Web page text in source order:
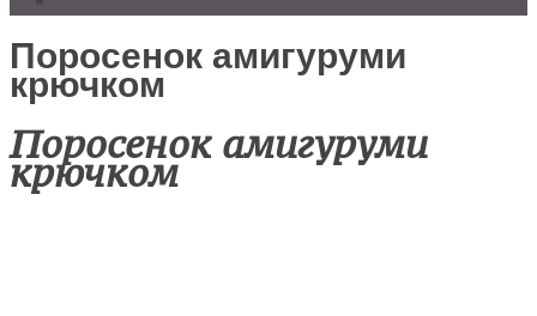
Поросенок амигуруми
крючком
Поросенок амигуруми
крючком